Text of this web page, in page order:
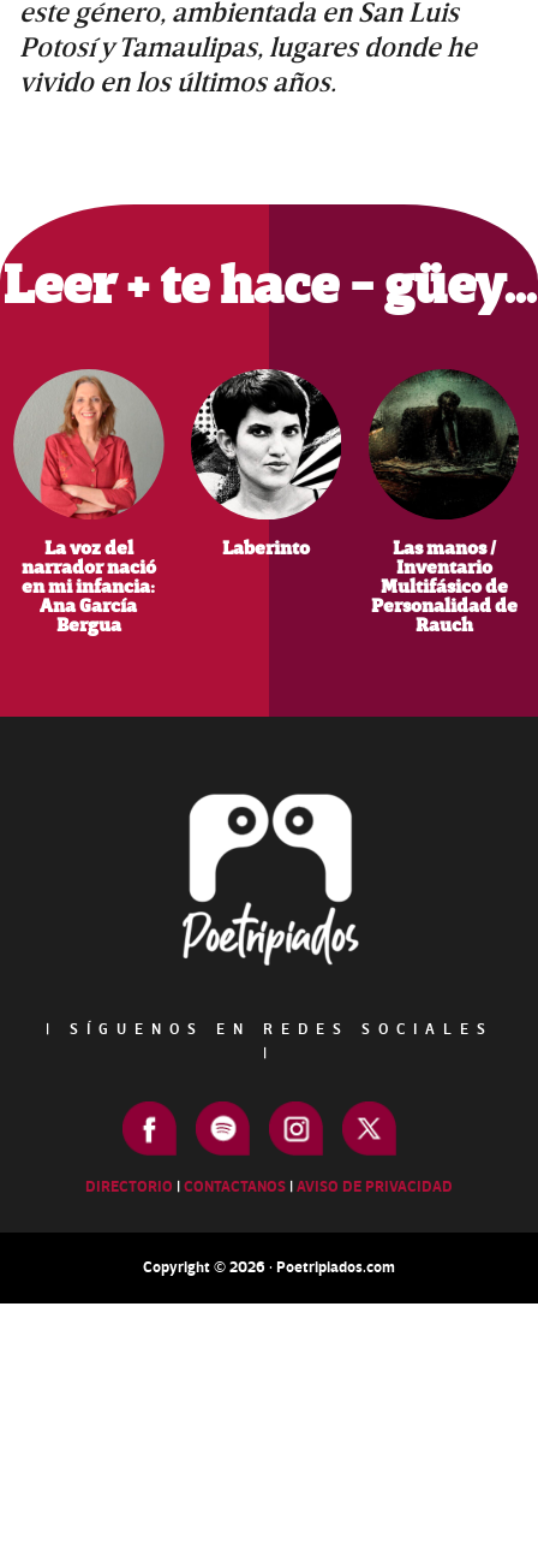
este género, ambientada en San Luis
Potosí y Tamaulipas, lugares donde he
vivido en los últimos años.
Primary
Sidebar
Leer + te hace - güey…
La voz del
narrador nació
en mi infancia:
Ana García
Bergua
Laberinto
Las manos /
Inventario
Multifásico de
Personalidad de
Rauch
|
SÍGUENOS EN REDES SOCIALES
|
DIRECTORIO |CONTACTANOS |AVISO DE PRIVACIDAD
Copyright © 2026 · Poetripiados.com